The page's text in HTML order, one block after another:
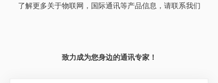
了解更多关于物联网，国际通讯等产品信息，请联系我们
致力成为您身边的通讯专家！